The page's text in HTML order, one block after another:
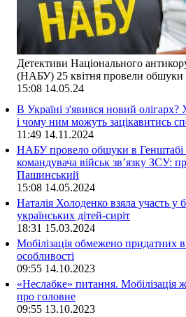
Детективи Національного
(НАБУ) 25 квітня провели обшуки
15:08 14.05.24
В Україні з'явився новий
і чому ним можуть зацікавитись
11:49 14.11.2024
НАБУ провело обшуки в Генштабі
командувача військ зв’язку ЗСУ:
Пашинський
15:08 14.05.2024
Наталія Холоденко взяла участь у
українських дітей-сиріт
18:31 15.03.2024
Мобілізація обмежено придатних
особливості
09:55 14.10.2023
«Неслабке» питання. Мобілізація
про головне
09:55 13.10.2023